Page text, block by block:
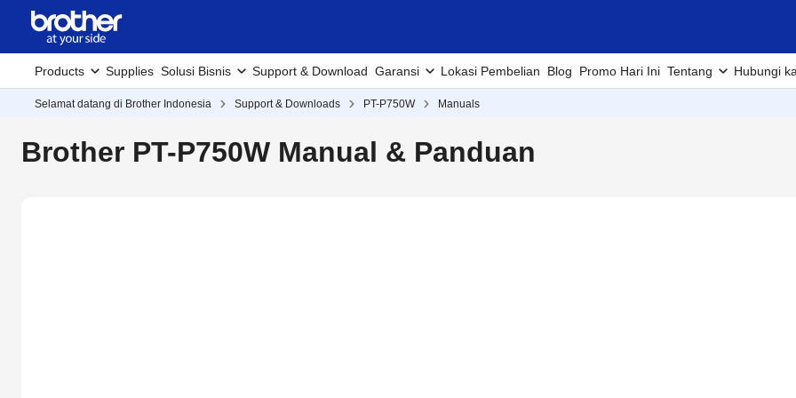
Products Supplies Solusi Bisnis Support & Download Garansi Lokasi Pembelian Blog Promo Hari Ini Tentang Hubungi
Selamat datang di Brother Indonesia Support & Downloads PT-P750W Manuals
Brother PT-P750W Manual & Panduan